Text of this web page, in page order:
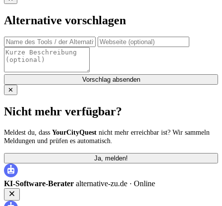
Alternative vorschlagen
Vorschlag absenden
✕
Nicht mehr verfügbar?
Meldest du, dass YourCityQuest nicht mehr erreichbar ist? Wir sammeln
Meldungen und prüfen es automatisch.
Ja, melden!
KI-Software-Berater alternative-zu.de · Online